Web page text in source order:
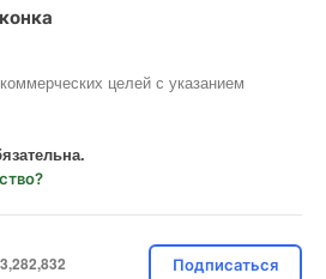
целей с указанием
Подписаться